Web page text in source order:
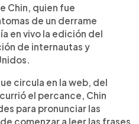
Chin, quien fue
de un derrame
en vivo la edición del
de internautas y
circula en la web, del
el percance, Chin
para pronunciar las
comenzar a leer las frases